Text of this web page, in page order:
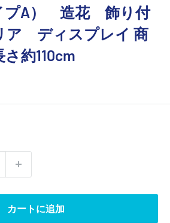
プA） 造花 飾り付
ディスプレイ 商
約110cm
カートに追加